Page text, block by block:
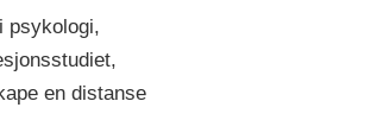
psykologi,
en distanse